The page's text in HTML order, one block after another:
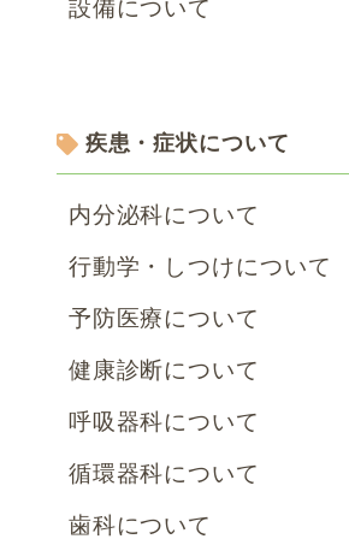
疾患・症状について
内分泌科について
行動学・しつけについて
予防医療について
健康診断について
呼吸器科について
循環器科について
歯科について